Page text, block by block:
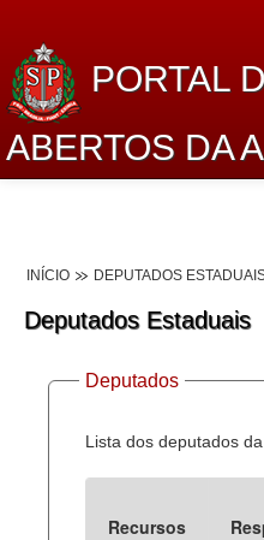
PORTAL
ABERTOS DA
Lei de Acesso à Informação
Dados Governamentais
Planejamento
Catálogo de dados
Processo Legislativo
INÍCIO DEPUTADOS
Deputados Estaduais
Deputados
Lista dos deputados
Recursos